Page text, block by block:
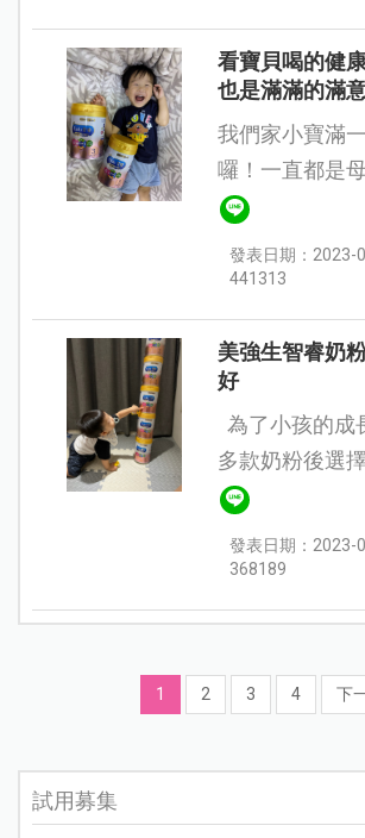
看寶貝喝的健
也是滿滿的滿意
我們家小寶滿
囉！一直都是
貝，也該準備
營養了，面對
滿目的產品，
家的資訊，...
發表日期：2023-
441313
美強生智睿奶
好
多款奶粉後選
口碑的美強生
奶轉換到配方
適應。 考量到小孩是早產兒
發表日期：2023-
368189
1 2 3 4 下
試用募集